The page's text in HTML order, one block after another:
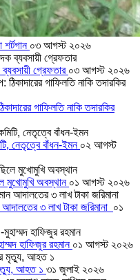
০৩ আগস্ট ২০২৬
গ্রেফতার ০৩ আগস্ট ২০২৬
গাফিলতি নাকি তদারকির
নেতৃত্বে বাঁধন-ইমন ০২ আগস্ট
মুখোমুখি অবস্থান ০১ আগস্ট ২০২৬
৩ লাখ টাকা জরিমানা ০১
হাফিজুর রহমান ০১ আগস্ট ২০২৬
মৃত্যু, আহত ১ ৩১ জুলাই ২০২৬